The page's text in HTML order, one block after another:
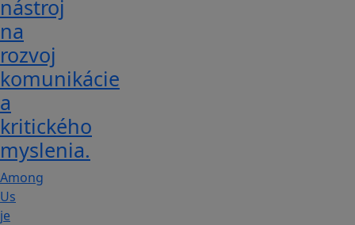
nástroj
na
rozvoj
komunikácie
a
kritického
myslenia.
Among
Us
je